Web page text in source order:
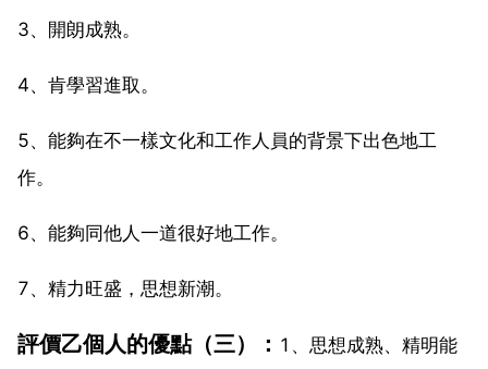
3、開朗成熟。
4、肯學習進取。
5、能夠在不一樣文化和工作人員的背景下出色地工
作。
6、能夠同他人一道很好地工作。
7、精力旺盛，思想新潮。
評價乙個人的優點（三）： 1、思想成熟、精明能